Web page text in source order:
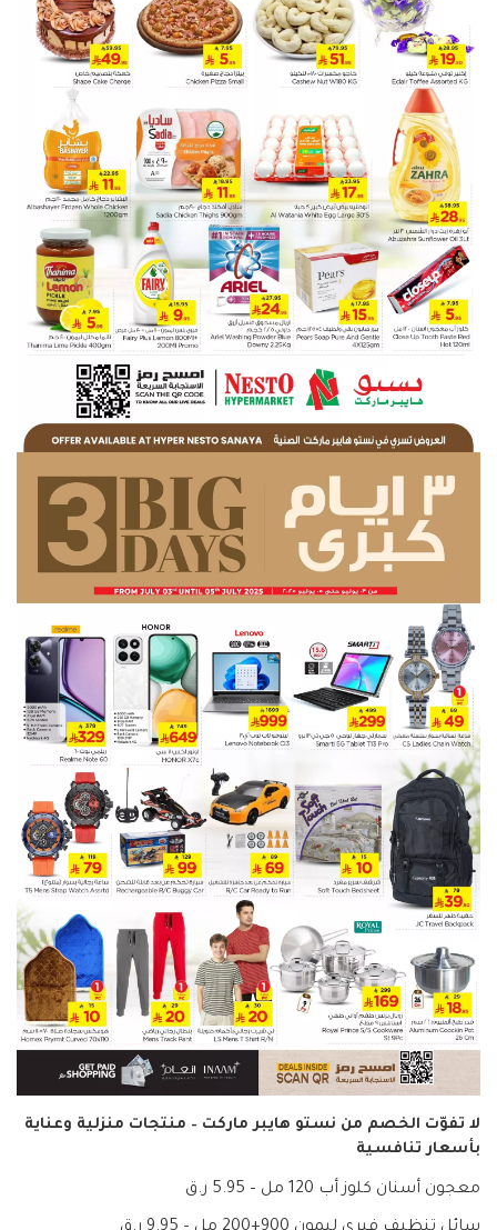
لا تفوّت الخصم من نستو هايبر ماركت – منتجات منزلية وعناية
بأسعار تنافسية
معجون أسنان كلوز أب 120 مل – 5.95 ر.ق